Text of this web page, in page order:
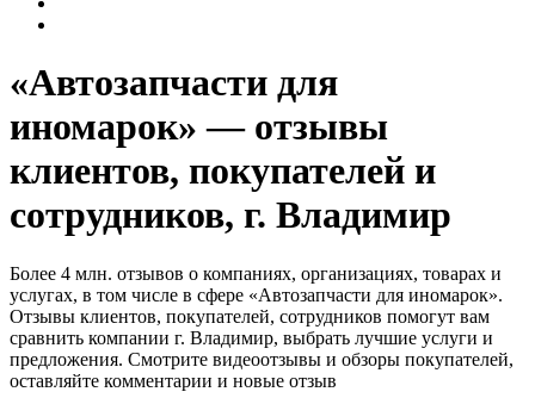
«Автозапчасти для
иномарок» — отзывы
клиентов, покупателей и
сотрудников, г. Владимир
Более 4 млн. отзывов о компаниях, организациях, товарах и
услугах, в том числе в сфере «Автозапчасти для иномарок».
Отзывы клиентов, покупателей, сотрудников помогут вам
сравнить компании г. Владимир, выбрать лучшие услуги и
предложения. Смотрите видеоотзывы и обзоры покупателей,
оставляйте комментарии и новые отзыв